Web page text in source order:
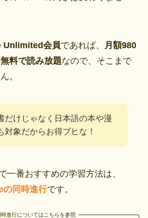
Unlimited会員であれば、
月額980
無料で読み放題なので、そこまで
。
だけじゃなく日本語の本や漫
対象だからお得ブヒな！
一番おすすめの学習方法は、
同時進行です。
時進行についてはこちらを参照